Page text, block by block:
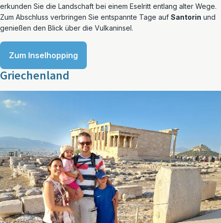
erkunden Sie die Landschaft bei einem Eselritt entlang alter Wege.
Zum Abschluss verbringen Sie entspannte Tage auf Santorin und
genießen den Blick über die Vulkaninsel.
Zum Inselhopping
Griechenland